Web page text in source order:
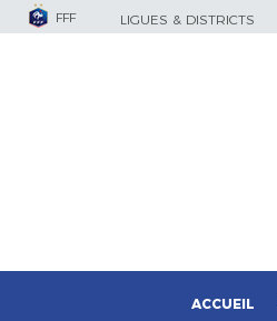
FFF LIGUES & DISTRICTS
ACCUEIL